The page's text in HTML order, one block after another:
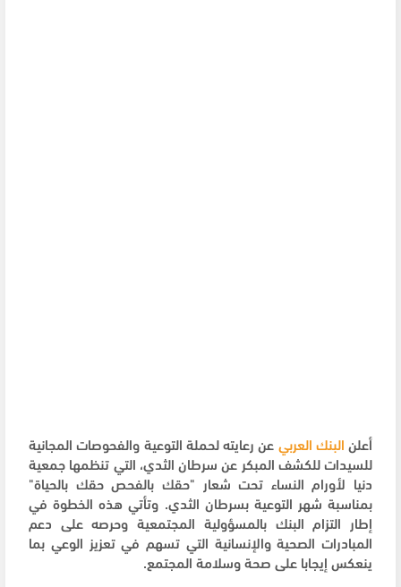
أعلن البنك العربي عن رعايته لحملة التوعية والفحوصات المجانية
للسيدات للكشف المبكر عن سرطان الثدي، التي تنظمها جمعية
دنيا لأورام النساء تحت شعار "حقك بالفحص حقك بالحياة"
بمناسبة شهر التوعية بسرطان الثدي. وتأتي هذه الخطوة في
إطار التزام البنك بالمسؤولية المجتمعية وحرصه على دعم
المبادرات الصحية والإنسانية التي تسهم في تعزيز الوعي بما
ينعكس إيجابا على صحة وسلامة المجتمع.